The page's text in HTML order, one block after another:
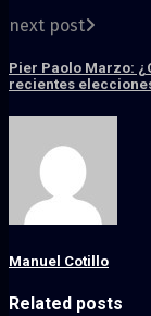
next post
Pier Paolo Marzo:
recientes
Manuel Cotillo
Related posts